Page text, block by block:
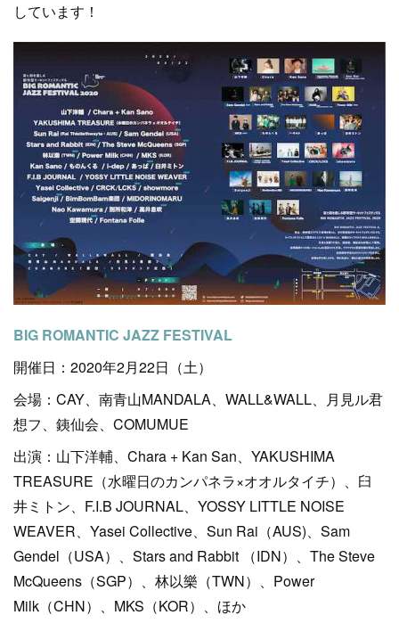
しています！
BIG ROMANTIC JAZZ FESTIVAL
開催日：2020年2月22日（土）
会場：CAY、南青山MANDALA、WALL&WALL、月見ル君
想フ、銕仙会、COMUMUE
出演：山下洋輔、Chara + Kan San、YAKUSHIMA
TREASURE（水曜日のカンパネラ×オオルタイチ）、臼
井ミトン、F.I.B JOURNAL、YOSSY LITTLE NOISE
WEAVER、Yasei Collective、Sun Rai（AUS)、Sam
Gendel（USA）、Stars and Rabbit （IDN）、The Steve
McQueens（SGP）、林以樂（TWN）、Power
Milk（CHN）、MKS（KOR）、ほか